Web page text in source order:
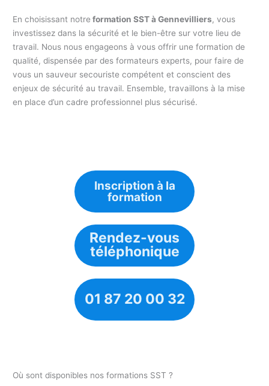
En choisissant notre formation SST à Gennevilliers, vous
investissez dans la sécurité et le bien-être sur votre lieu de
travail. Nous nous engageons à vous offrir une formation de
qualité, dispensée par des formateurs experts, pour faire de
vous un sauveur secouriste compétent et conscient des
enjeux de sécurité au travail. Ensemble, travaillons à la mise
en place d’un cadre professionnel plus sécurisé.
Inscription à la
formation
Rendez-vous
téléphonique
01 87 20 00 32
Où sont disponibles nos formations SST ?